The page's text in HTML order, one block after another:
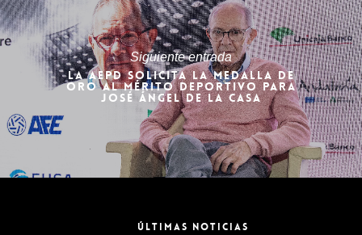
Siguiente entrada
LA AEPD SOLICITA LA MEDALLA DE
ORO AL MÉRITO DEPORTIVO PARA
JOSÉ ÁNGEL DE LA CASA
ÚLTIMAS NOTICIAS